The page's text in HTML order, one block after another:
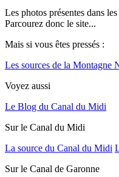
Les photos présentes dans
Parcourez donc le site...
Mais si vous êtes pressés :
Les sources de la Montagne
Voyez aussi
Le Blog du Canal du Midi
Sur le Canal du Midi
La source du Canal du Midi
Sur le Canal de Garonne